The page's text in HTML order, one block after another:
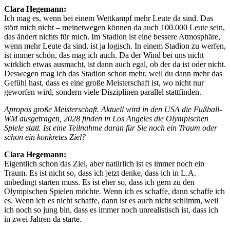
Clara Hegemann:
Ich mag es, wenn bei einem Wettkampf mehr Leute da sind. Das
stört mich nicht – meinetwegen können da auch 100.000 Leute sein,
das ändert nichts für mich. Im Stadion ist eine bessere Atmosphäre,
wenn mehr Leute da sind, ist ja logisch. In einem Stadion zu werfen,
ist immer schön, das mag ich auch. Da der Wind bei uns nicht
wirklich etwas ausmacht, ist dann auch egal, ob der da ist oder nicht.
Deswegen mag ich das Stadion schon mehr, weil du dann mehr das
Gefühl hast, dass es eine große Meisterschaft ist, wo nicht nur
geworfen wird, sondern viele Disziplinen parallel stattfinden.
Apropos große Meisterschaft. Aktuell wird in den USA die Fußball-
WM ausgetragen, 2028 finden in Los Angeles die Olympischen
Spiele statt. Ist eine Teilnahme daran für Sie noch ein Traum oder
schon ein konkretes Ziel?
Clara Hegemann:
Eigentlich schon das Ziel, aber natürlich ist es immer noch ein
Traum. Es ist nicht so, dass ich jetzt denke, dass ich in L.A.
unbedingt starten muss. Es ist eher so, dass ich gern zu den
Olympischen Spielen möchte. Wenn ich es schaffe, dann schaffe ich
es. Wenn ich es nicht schaffe, dann ist es auch nicht schlimm, weil
ich noch so jung bin, dass es immer noch unrealistisch ist, dass ich
in zwei Jahren da starte.